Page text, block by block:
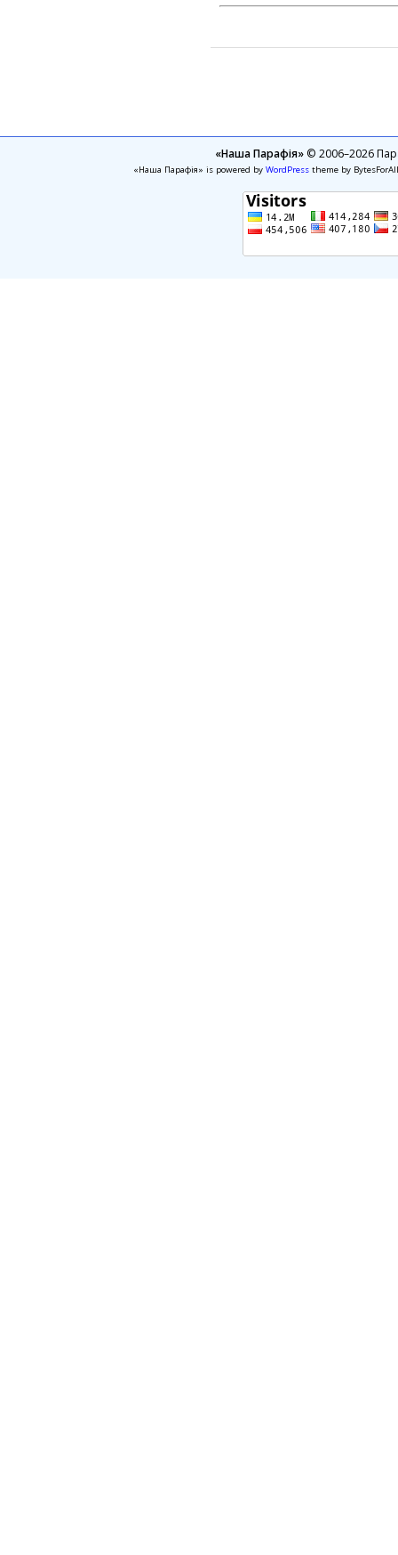
«Наша Парафія»© 2006–2026
«Наша Парафія» is powered by WordPresstheme by